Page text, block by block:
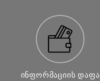
ᲘᲜᲤᲝᲠᲛᲐᲪᲘᲘᲡ ᲓᲐᲤᲐ